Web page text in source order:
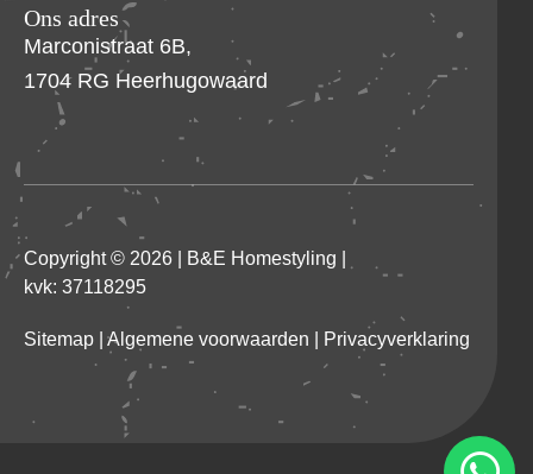
Ons adres
Marconistraat 6B,
1704 RG Heerhugowaard
Copyright © 2026 | B&E Homestyling
kvk: 37118295
Sitemap Algemene voorwaarden Privacyverklaring